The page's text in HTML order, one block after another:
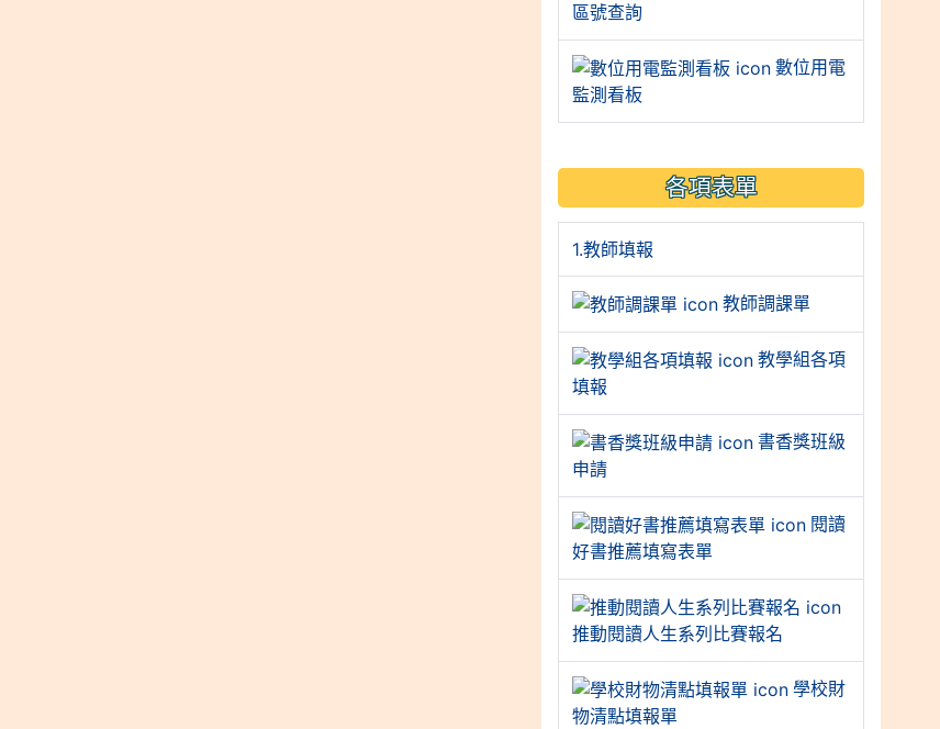
區號查詢
數位用電
監測看板
各項表單
1.教師填報
教師調課單
教學組各項
填報
書香獎班級
申請
閱讀
好書推薦填寫表單
推動閱讀人生系列比賽報名
學校財
物清點填報單